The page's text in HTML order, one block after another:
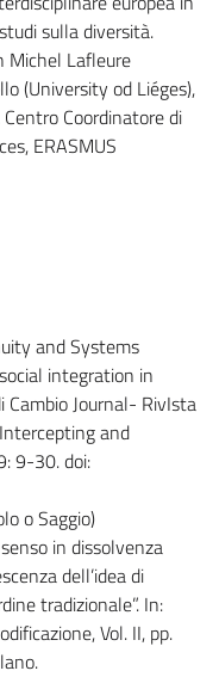
sulla diversità.
Michel Lafleure
(University od Liéges),
Coordinatore di
ERASMUS
and Systems
integration in
Cambio Journal- RivIsta
and
9-30. doi:
o Saggio)
in dissolvenza
dell’idea di
tradizionale”. In:
Vol. II, pp.